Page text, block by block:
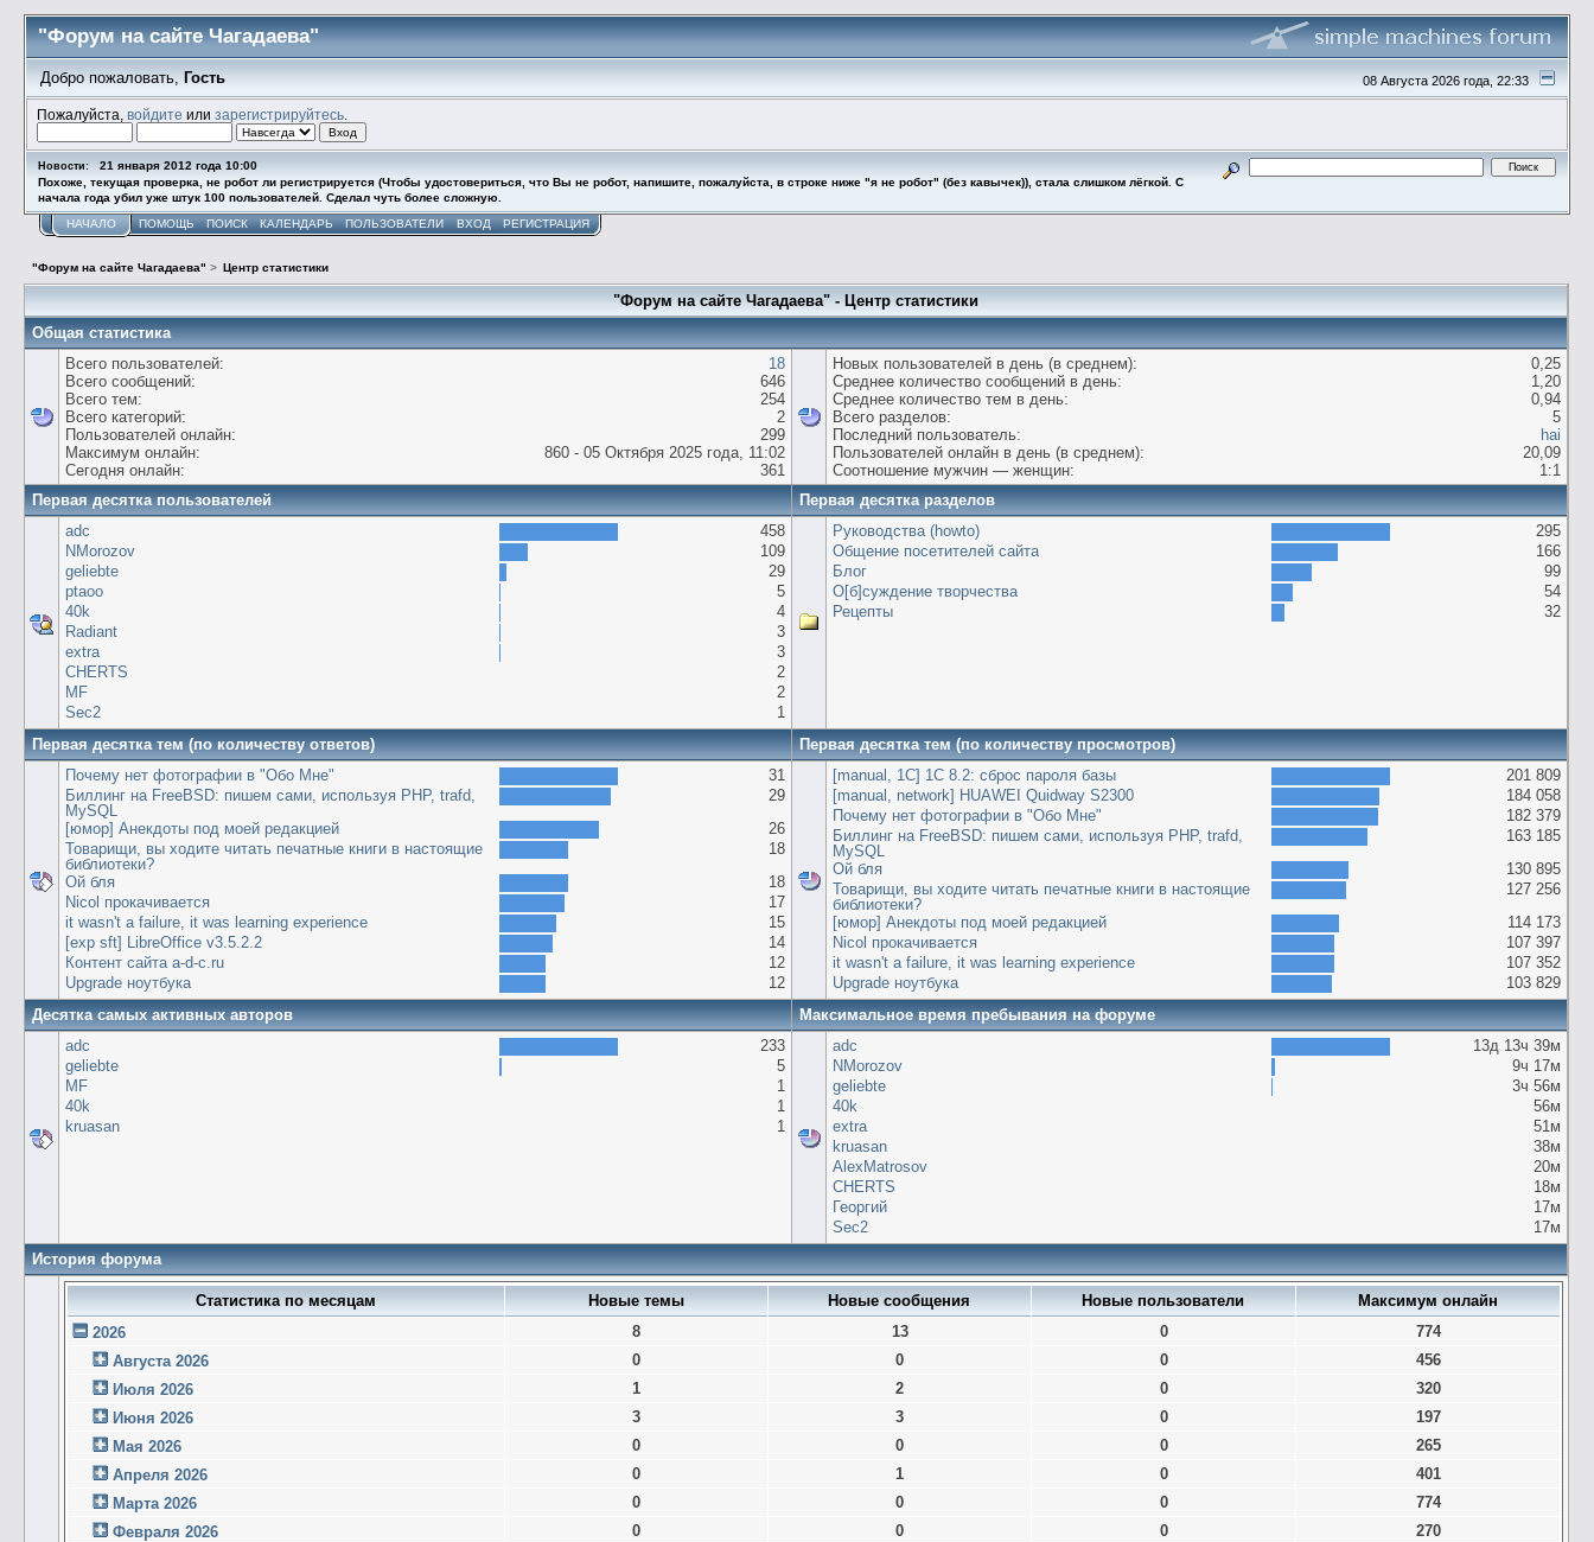
"Форум на сайте Чагадаева"
08 Августа 2026 года, 22:33
Добро пожаловать, Гость
Пожалуйста,войдите илизарегистрируйтесь
Новости:
21 января 2012 года 10:00
Похоже, текущая проверка, не робот ли регистрируется (Чтобы удостовериться, что Вы не робот, напишите, пожалуйста, в строке ниже "я не робот" (без кавычек)), стала слишком лёгкой. С
начала года убил уже штук 100 пользователей. Сделал чуть более сложную.
НАЧАЛО ПОМОЩЬ ПОИСК КАЛЕНДАРЬ ПОЛЬЗОВАТЕЛИ ВХОД РЕГИСТРАЦИЯ
"Форум на сайте Чагадаева" > Центр статистики
"Форум на сайте Чагадаева" - Центр статистики
Общая статистика
Всего пользователей:
18
Всего сообщений:
646
Всего тем:
254
Всего категорий:
2
Пользователей онлайн:
299
Максимум онлайн:
860 - 05 Октября 2025 года, 11:02
Сегодня онлайн:
361
Новых пользователей в день (в среднем):
0,25
Среднее количество сообщений в день:
1,20
Среднее количество тем в день:
0,94
Всего разделов:
5
Последний пользователь:
hai
Пользователей онлайн в день (в среднем):
20,09
Соотношение мужчин — женщин:
1:1
Первая десятка пользователей
Первая десятка разделов
adc
458
NMorozov
109
geliebte
29
ptaoo
5
40k
4
Radiant
3
extra
3
CHERTS
2
MF
2
Sec2
1
Руководства (howto)
295
Общение посетителей сайта
166
Блог
99
О[б]суждение творчества
54
Рецепты
32
Первая десятка тем (по количеству ответов)
Первая десятка тем (по количеству просмотров)
Почему нет фотографии в "Обо Мне"
31
Биллинг на FreeBSD: пишем сами, используя PHP, trafd,
MySQL
29
[юмор] Анекдоты под моей редакцией
26
Товарищи, вы ходите читать печатные книги в настоящие
библиотеки?
18
Ой бля
18
Nicol прокачивается
17
it wasn't a failure, it was learning experience
15
[exp sft] LibreOffice v3.5.2.2
14
Контент сайта a-d-c.ru
12
Upgrade ноутбука
12
[manual, 1С] 1С 8.2: сброс пароля базы
201 809
[manual, network] HUAWEI Quidway S2300
184 058
Почему нет фотографии в "Обо Мне"
182 379
Биллинг на FreeBSD: пишем сами, используя PHP, trafd,
MySQL
163 185
Ой бля
130 895
Товарищи, вы ходите читать печатные книги в настоящие
библиотеки?
127 256
[юмор] Анекдоты под моей редакцией
114 173
Nicol прокачивается
107 397
it wasn't a failure, it was learning experience
107 352
Upgrade ноутбука
103 829
Десятка самых активных авторов
Максимальное время пребывания на форуме
adc
233
geliebte
5
MF
1
40k
1
kruasan
1
adc
13д 13ч 39м
NMorozov
9ч 17м
geliebte
3ч 56м
40k
56м
extra
51м
kruasan
38м
AlexMatrosov
20м
CHERTS
18м
Георгий
17м
Sec2
17м
История форума
Статистика по месяцам Новые темы Новые сообщения Новые пользователи
Максимум онлайн
2026
8 13 0
774
Августа 2026
0 0 0
456
Июля 2026
1 2 0
320
Июня 2026
3 3 0
197
Мая 2026
0 0 0
265
Апреля 2026
0 1 0
401
Марта 2026
0 0 0
774
Февраля 2026
0 0 0
270